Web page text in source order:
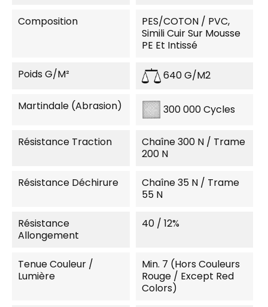
Composition
PES/COTON / PVC,
Simili Cuir Sur Mousse
PE Et Intissé
Poids G/m² 640 G/m2
Martindale (Abrasion) 300 000 Cycles
Résistance Traction
Chaîne 300 N / Trame
200 N
Résistance Déchirure
Chaîne 35 N / Trame
55 N
Résistance
Allongement
40 / 12%
Tenue Couleur /
Lumière
Min. 7 (Hors Couleurs
Rouge / Except Red
Colors)